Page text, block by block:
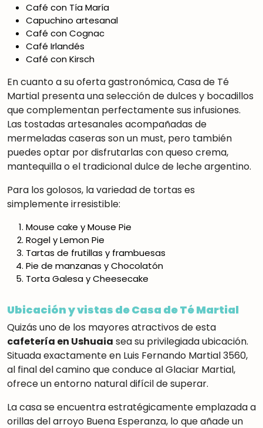
Café con Tía María
Capuchino artesanal
Café con Cognac
Café Irlandés
Café con Kirsch
En cuanto a su oferta gastronómica, Casa de Té
Martial presenta una selección de dulces y bocadillos
que complementan perfectamente sus infusiones.
Las tostadas artesanales acompañadas de
mermeladas caseras son un must, pero también
puedes optar por disfrutarlas con queso crema,
mantequilla o el tradicional dulce de leche argentino.
Para los golosos, la variedad de tortas es
simplemente irresistible:
Mouse cake y Mouse Pie
Rogel y Lemon Pie
Tartas de frutillas y frambuesas
Pie de manzanas y Chocolatón
Torta Galesa y Cheesecake
Ubicación y vistas de Casa de Té Martial
Quizás uno de los mayores atractivos de esta
cafetería en Ushuaia sea su privilegiada ubicación.
Situada exactamente en Luis Fernando Martial 3560,
al final del camino que conduce al Glaciar Martial,
ofrece un entorno natural difícil de superar.
La casa se encuentra estratégicamente emplazada a
orillas del arroyo Buena Esperanza, lo que añade un